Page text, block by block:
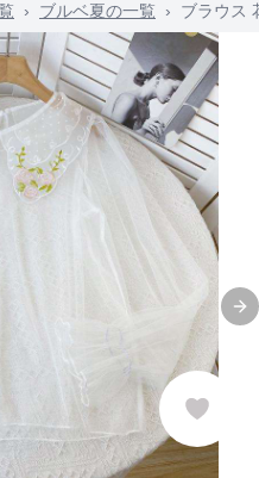
› ブルベ夏の一覧 › ブラウス